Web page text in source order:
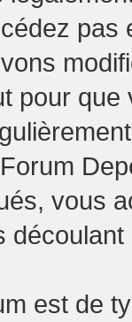
pas
pour que
vous
est de